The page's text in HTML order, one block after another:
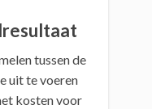
tussen de
uit te voeren
kosten voor